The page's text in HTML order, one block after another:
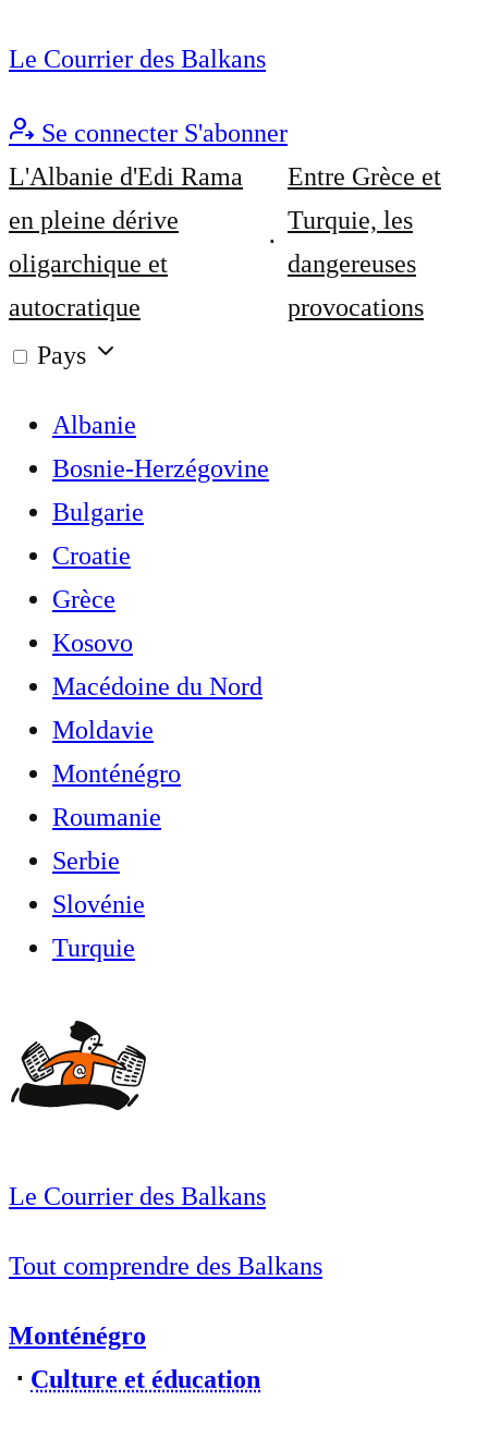
Le Courrier des Balkans
Se connecter S'abonner
L'Albanie d'Edi Rama
en pleine dérive
oligarchique et
autocratique
Entre Grèce et
Turquie, les
dangereuses
provocations
Pays
Albanie
Bosnie-Herzégovine
Bulgarie
Croatie
Grèce
Kosovo
Macédoine du Nord
Moldavie
Monténégro
Roumanie
Serbie
Slovénie
Turquie
Le Courrier des Balkans
Tout comprendre des Balkans
Monténégro
⋅ Culture et éducation